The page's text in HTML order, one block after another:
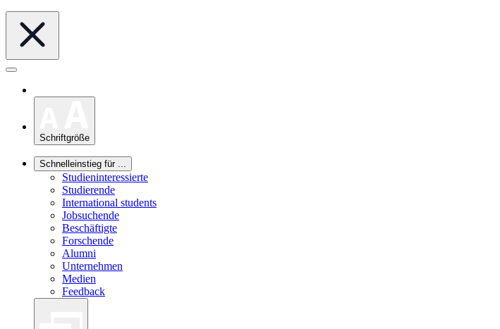
Schriftgröße
Schnelleinstieg für ...
Studieninteressierte
Studierende
International students
Jobsuchende
Beschäftigte
Forschende
Alumni
Unternehmen
Medien
Feedback